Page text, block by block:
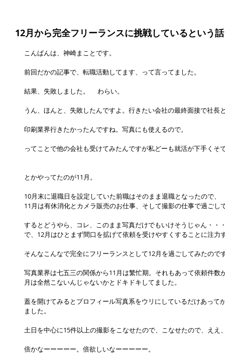
12月から完全フリーランスに挑戦しているという
こんばんは、神崎まことです。
前回だかの記事で、転職活動してます、って言ってました。
結果、失敗しました。 　わらい。
うん、ほんと、失敗したんですよ。行きたい会社の最終面接で社長
印刷業界行きたかったんですね。写真にも使えるので。
ってことで他の会社も受けてみたんですが私どーも就活が下手くそ
とかやってたのが11月。
10月末に退職日を設定していた前職はそのまま退職となったので、
11月は有休消化とカメラ販売のお仕事、そして撮影の仕事で過ごし
するとどうやら、コレ、このまま写真だけでもいけそうじゃん・・
で、12月はひとまず間口を拡げて依頼を受けやすくすることに注力
そんなこんなで完全にフリーランスとして12月を過ごしてみたので
写真業界は七五三の関係から11月は繁忙期。それもあって依頼件数
月は全然こないんじゃないかとドキドキしてました。
蓋を開けてみるとプロフィール写真系をウリにしているだけあって
ました。
土日を中心に15件以上の撮影をこなせたので、こなせたので、え
倍かなーーーーー。倍欲しいなーーーーー。